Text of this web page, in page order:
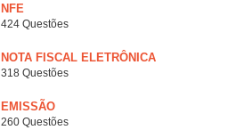
NFE
424 Questões
NOTA FISCAL ELETRÔNICA
318 Questões
EMISSÃO
260 Questões